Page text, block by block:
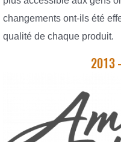
changements ont-ils été
qualité de chaque produit.
2013